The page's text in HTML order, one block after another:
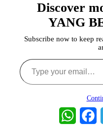
Discover
YANG
Subscribe now to keep
Type your email…